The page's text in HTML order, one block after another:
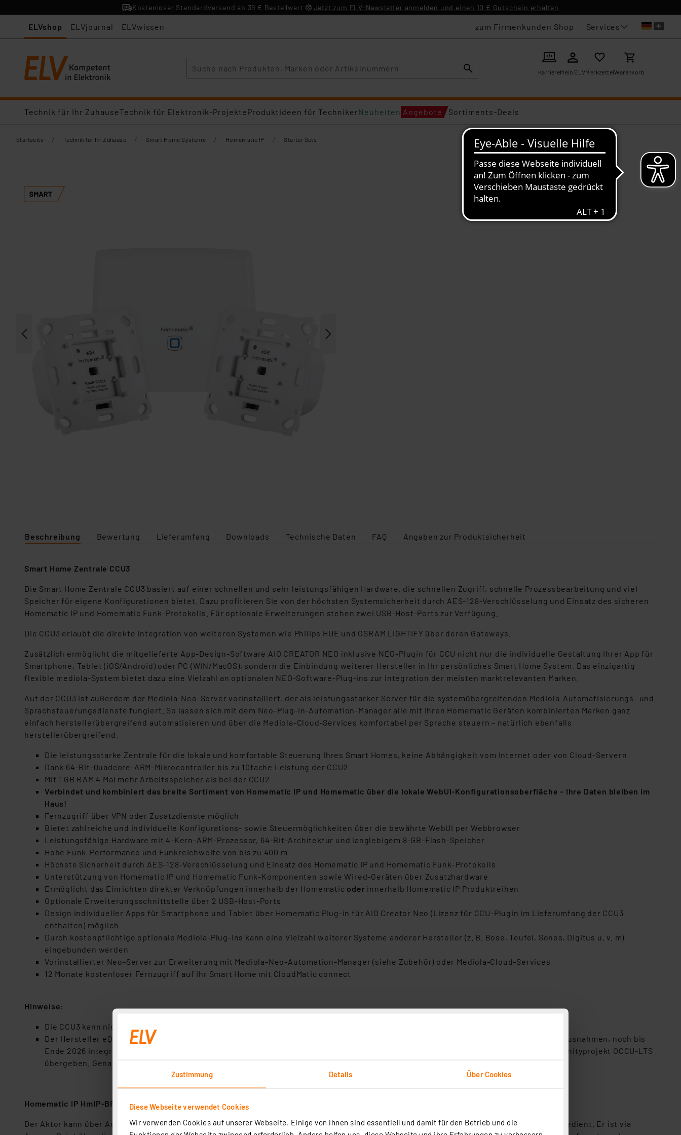
Zustimmung Details Über Cookies
Diese Webseite verwendet Cookies
Wir verwenden Cookies auf unserer Webseite. Einige von ihnen sind essentiell und damit für den Betrieb und die
Kostenloser Standardversand ab 39 € Bestellwert Jetzt zum ELV-Newsletter anmelden und einen 10 € Gutschein erhalten
ELVshop ELVjournal ELVwissen zum Firmenkunden Shop Services
KarriereMein ELVMerkzettelWarenkorb
Technik für Ihr ZuhauseTechnik für Elektronik-ProjekteProduktideen für TechnikerNeuheiten Angebote Sortiments-Deals
Startseite / Technik für Ihr Zuhause / Smart Home Systeme / Homematic IP / Starter Sets
Beschreibung Bewertung Lieferumfang Downloads Technische Daten FAQ Angaben zur Produktsicherheit
Smart Home Zentrale CCU3
Die Smart Home Zentrale CCU3 basiert auf einer schnellen und sehr leistungsfähigen Hardware, die schnellen Zugriff, schnelle Prozessbearbeitung und viel
Speicher für eigene Konfigurationen bietet. Dazu profitieren Sie von der höchsten Systemsicherheit durch AES-128-Verschlüsselung und Einsatz des sicheren
Homematic IP und Homematic Funk-Protokolls. Für optionale Erweiterungen stehen zwei USB-Host-Ports zur Verfügung.
Die CCU3 erlaubt die direkte Integration von weiteren Systemen wie Philips HUE und OSRAM LIGHTIFY über deren Gateways.
Zusätzlich ermöglicht die mitgelieferte App-Design-Software AIO CREATOR NEO inklusive NEO-Plugin für CCU nicht nur die individuelle Gestaltung Ihrer App für
Smartphone, Tablet (iOS/Android) oder PC (WIN/MacOS), sondern die Einbindung weiterer Hersteller in Ihr persönliches Smart Home System. Das einzigartig
flexible mediola-System bietet dazu eine Vielzahl an optionalen NEO-Software-Plug-ins zur Integration der meisten marktrelevanten Marken.
Auf der CCU3 ist außerdem der Mediola-Neo-Server vorinstalliert, der als leistungsstarker Server für die systemübergreifenden Mediola-Automatisierungs- und
Sprachsteuerungsdienste fungiert. So lassen sich mit dem Neo-Plug-in-Automation-Manager alle mit Ihren Homematic Geräten kombinierten Marken ganz
einfach herstellerübergreifend automatisieren und über die Mediola-Cloud-Services komfortabel per Sprache steuern – natürlich ebenfalls
herstellerübergreifend.
Die leistungsstarke Zentrale für die lokale und komfortable Steuerung Ihres Smart Homes, keine Abhängigkeit vom Internet oder von Cloud-Servern
Dank 64-Bit-Quadcore-ARM-Mikrocontroller bis zu 10fache Leistung der CCU2
Mit 1 GB RAM 4 Mal mehr Arbeitsspeicher als bei der CCU2
Verbindet und kombiniert das breite Sortiment von Homematic IP und Homematic über die lokale WebUI-Konfigurationsoberfläche – Ihre Daten bleiben im
Haus!
Fernzugriff über VPN oder Zusatzdienste möglich
Bietet zahlreiche und individuelle Konfigurations- sowie Steuermöglichkeiten über die bewährte WebUI per Webbrowser
Leistungsfähige Hardware mit 4-Kern-ARM-Prozessor, 64-Bit-Architektur und langlebigem 8-GB-Flash-Speicher
Hohe Funk-Performance und Funkreichweite von bis zu 400 m
Höchste Sicherheit durch AES-128-Verschlüsselung und Einsatz des Homematic IP und Homematic Funk-Protokolls
Unterstützung von Homematic IP und Homematic Funk-Komponenten sowie Wired-Geräten über Zusatzhardware
Ermöglicht das Einrichten direkter Verknüpfungen innerhalb der Homematic oder innerhalb Homematic IP Produktreihen
Optionale Erweiterungsschnittstelle über 2 USB-Host-Ports
Design individueller Apps für Smartphone und Tablet über Homematic Plug-in für AIO Creator Neo (Lizenz für CCU-Plugin im Lieferumfang der CCU3
enthalten) möglich
Durch kostenpflichtige optionale Mediola-Plug-ins kann eine Vielzahl weiterer Systeme anderer Hersteller (z. B. Bose, Teufel, Sonos, Digitus u. v. m)
eingebunden werden
Vorinstallierter Neo-Server zur Erweiterung mit Mediola-Neo-Automation-Manager (siehe Zubehör) oder Mediola-Cloud-Services
12 Monate kostenloser Fernzugriff auf Ihr Smart Home mit CloudMatic connect
Hinweise:
Die CCU3 kann nicht mit der Homematic IP Cloud und App betrieben werden.
Der Hersteller eQ-3 hat die Smart Home Zentrale CCU3 am 08.07.2025 abgekündigt. Neue Homematic IP Geräte werden, mit wenigen Ausnahmen, noch bis
Ende 2026 integriert. Ab 2027 erfolgt keine weitere Integration neuer Produkte. Die Weiterentwicklung der CCU3 wird an das Communityprojekt OCCU-LTS
übergeben. Genaue Details dazu finden sie auf der Herstellerseite:
Homematic IP HmIP-BROLL
Der Aktor kann über Adapter in alle gängigen Installations-Designs eingeordnet werden und wird vor Ort über die Original-Tasterwippen bedient. Er ist via